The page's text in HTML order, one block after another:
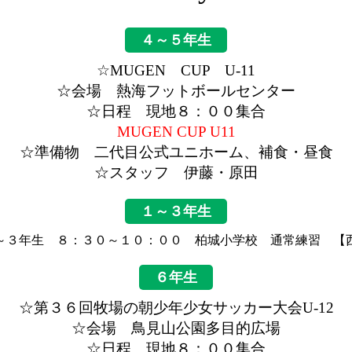
４～５年生
☆MUGEN CUP U-11
☆会場 熱海フットボールセンター
☆日程 現地８：００集合
MUGEN CUP U11
☆準備物 二代目公式ユニホーム、補食・昼食
☆スタッフ 伊藤・原田
１～３年生
３年生 ８：３０～１０：００ 柏城小学校 通常練習 【
６年生
☆第３６回牧場の朝少年少女サッカー大会U-12
☆会場 鳥見山公園多目的広場
☆日程 現地８：００集合